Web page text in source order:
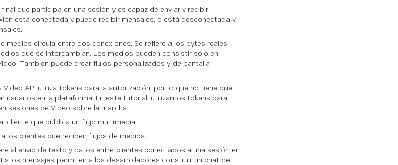
final que participa en una sesión y es capaz de enviar y recibir
está conectada y puede recibir mensajes, o está desconectada y
medios circula entre dos conexiones. Se refiere a los bytes reales
que se intercambian. Los medios pueden consistir sólo en
También puede crear flujos personalizados y de pantalla
Video API utiliza tokens para la autorización, por lo que no tiene que
usuarios en la plataforma. En este tutorial, utilizamos tokens para
sesiones de Video sobre la marcha.
cliente que publica un flujo multimedia.
a los clientes que reciben flujos de medios.
al envío de texto y datos entre clientes conectados a una sesión en
mensajes permiten a los desarrolladores construir un chat de